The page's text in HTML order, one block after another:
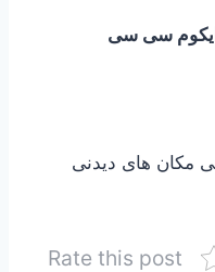
ایکوم سی سی
مکان های دیدنی
Rate this post